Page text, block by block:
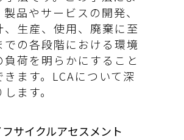
製品やサービスの開発、
、生産、使用、廃棄に至
での各段階における環境
負荷を明らかにすること
きます。LCAについて深
ます。
フサイクルアセスメント